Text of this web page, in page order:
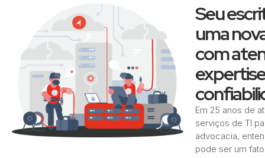
Seu
uma
com
Em 25 anos de
serviços de TI
advocacia,
pode ser um